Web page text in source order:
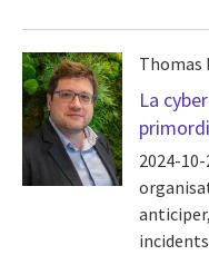
Thomas
La
2024-